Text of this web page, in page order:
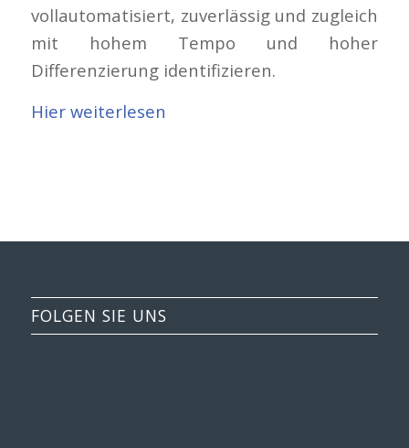
vollautomatisiert, zuverlässig und zugleich
mit hohem Tempo und hoher
Differenzierung identifizieren.
Hier weiterlesen
FOLGEN SIE UNS